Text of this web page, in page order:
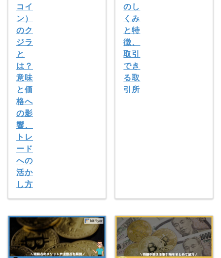
コイ
ン）
のク
ジラ
と
は？
意味
と価
格へ
の影
響、
トレ
ード
への
活か
し方
のし
くみ
と特
徴、
取引
でき
る取
引所